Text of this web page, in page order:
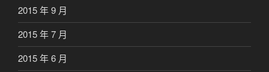
2015 年 9 月
2015 年 7 月
2015 年 6 月